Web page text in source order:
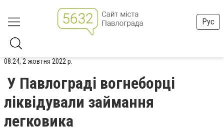
Рус
08:24, 2 жовтня 2022 р.
У Павлограді вогнеборці
ліквідували займання
легковика